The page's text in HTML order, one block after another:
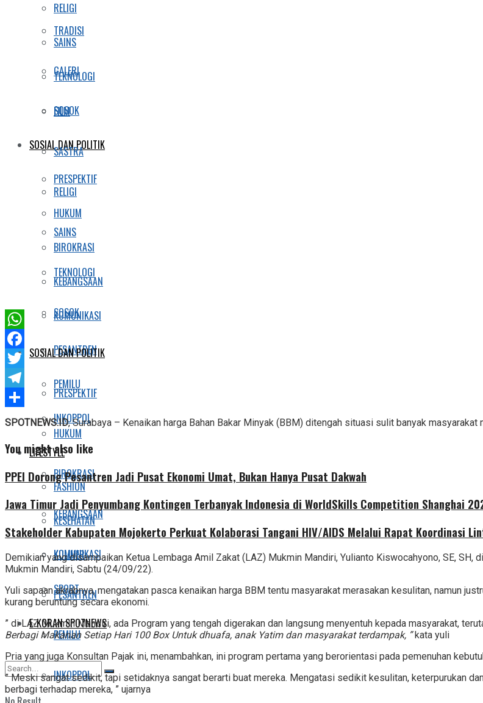
RELIGI
SAINS
TEKNOLOGI
SOSOK
SOSIAL DAN POLITIK
PRESPEKTIF
HUKUM
BIROKRASI
KEBANGSAAN
KOMUNIKASI
PESANTREN
PEMILU
INKOPPOL
LIFESTYLE
FASHION
KESEHATAN
KULINER
SPORT
E-KORAN SPOTNEWS
TRADISI
GALERI
FILM
SASTRA
RELIGI
SAINS
TEKNOLOGI
SOSOK
SOSIAL DAN POLITIK
PRESPEKTIF
HUKUM
BIROKRASI
KEBANGSAAN
KOMUNIKASI
PESANTREN
PEMILU
INKOPPOL
WhatsApp
Facebook
Twitter
Telegram
Share
SPOTNEWS.ID, Surabaya – Kenaikan harga Bahan Bakar Minyak (BBM) ditengah situasi sulit banyak masyarakat
You might also like
PPEI Dorong Pesantren Jadi Pusat Ekonomi Umat, Bukan Hanya Pusat Dakwah
Jawa Timur Jadi Penyumbang Kontingen Terbanyak Indonesia di WorldSkills Competition Shanghai
Stakeholder Kabupaten Mojokerto Perkuat Kolaborasi Tangani HIV/AIDS Melalui Rapat Koordinasi
Demikian yang disampaikan Ketua Lembaga Amil Zakat (LAZ) Mukmin Mandiri, Yulianto Kiswocahyono, SE,
Mukmin Mandiri, Sabtu (24/09/22).
Yuli sapaan akrabnya, mengatakan pasca kenaikan harga BBM tentu masyarakat merasakan kesulitan, namun
kurang beruntung secara ekonomi.
” di LAZ Mukmin Mandiri, ada Program yang tengah digerakan dan langsung menyentuh kepada masyarakat,
Berbagi Makanan Setiap Hari 100 Box Untuk dhuafa, anak Yatim dan masyarakat terdampak, ”kata yuli
Pria yang juga Konsultan Pajak ini, menambahkan, ini program pertama yang berorientasi pada pemenuhan
” Meski sangat sedikit, tapi setidaknya sangat berarti buat mereka. Mengatasi sedikit kesulitan, keterpurukan
berbagi terhadap mereka, ” ujarnya